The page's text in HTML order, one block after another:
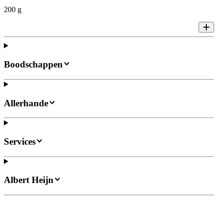
200 g
Boodschappen
Allerhande
Services
Albert Heijn